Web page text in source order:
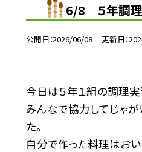
6/8 ５年調理
公開日 2026/06/08 更新日
今日は５年１組の調理実
みんなで協力してじゃ
た。
自分で作った料理はおい